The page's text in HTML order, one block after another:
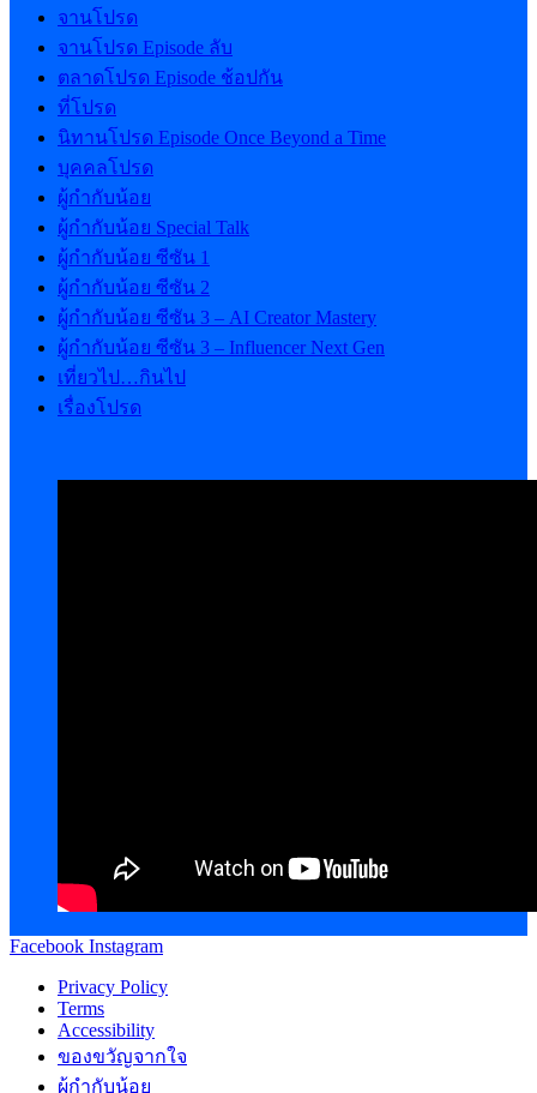
จานโปรด
จานโปรด Episode ลับ
ตลาดโปรด Episode ช้อปกัน
ที่โปรด
นิทานโปรด Episode Once Beyond a Time
บุคคลโปรด
ผู้กำกับน้อย
ผู้กำกับน้อย Special Talk
ผู้กำกับน้อย ซีซัน 1
ผู้กำกับน้อย ซีซัน 2
ผู้กำกับน้อย ซีซัน 3 – AI Creator Mastery
ผู้กำกับน้อย ซีซัน 3 – Influencer Next Gen
เที่ยวไป…กินไป
เรื่องโปรด
Facebook Instagram
Privacy Policy
Terms
Accessibility
ของขวัญจากใจ
ผู้กำกับน้อย